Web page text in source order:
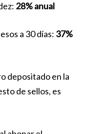
28% anual
a 30 días: 37%
depositado en la
de sellos, es